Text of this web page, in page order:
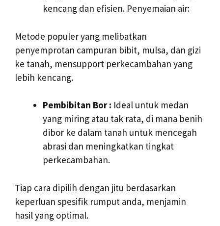
kencang dan efisien. Penyemaian air:
Metode populer yang melibatkan
penyemprotan campuran bibit, mulsa, dan gizi
ke tanah, mensupport perkecambahan yang
lebih kencang.
Pembibitan Bor : Ideal untuk medan
yang miring atau tak rata, di mana benih
dibor ke dalam tanah untuk mencegah
abrasi dan meningkatkan tingkat
perkecambahan.
Tiap cara dipilih dengan jitu berdasarkan
keperluan spesifik rumput anda, menjamin
hasil yang optimal.